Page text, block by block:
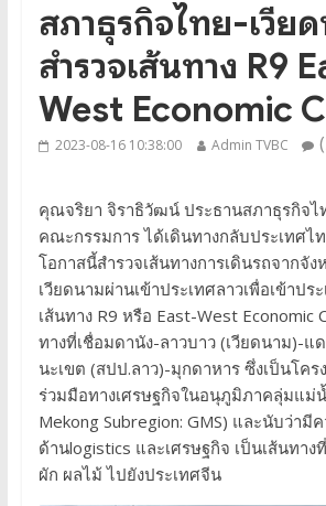
สภาธุรกิจไทย-เวีย
สำรวจเส้นทาง R9
West Economic
2023-08-16 10:38:00 Admin TVBC (
คุณจริยา จิราธิวัฒน์ ประธานสภาธุรกิจไ
คณะกรรมการ ได้เดินทางกลับประเทศไ
โอกาสนี้สำรวจเส้นทางการเดินรถจากจัง
เวียดนามผ่านเข้าประเทศลาวเพื่อเข้าปร
เส้นทาง R9 หรือ East-West Economic
ทางที่เชื่อมดานัง-ลาวบาว (เวียดนาม)-
นะเขต (สปป.ลาว)-มุกดาหาร ซึ่งเป็นโค
ร่วมมือทางเศรษฐกิจในอนุภูมิภาคลุ่มแม่
Mekong Subregion: GMS) และนับว่ามี
ด้านlogistics และเศรษฐกิจ เป็นเส้นทา
ผัก ผลไม้ ไปยังประเทศจีน